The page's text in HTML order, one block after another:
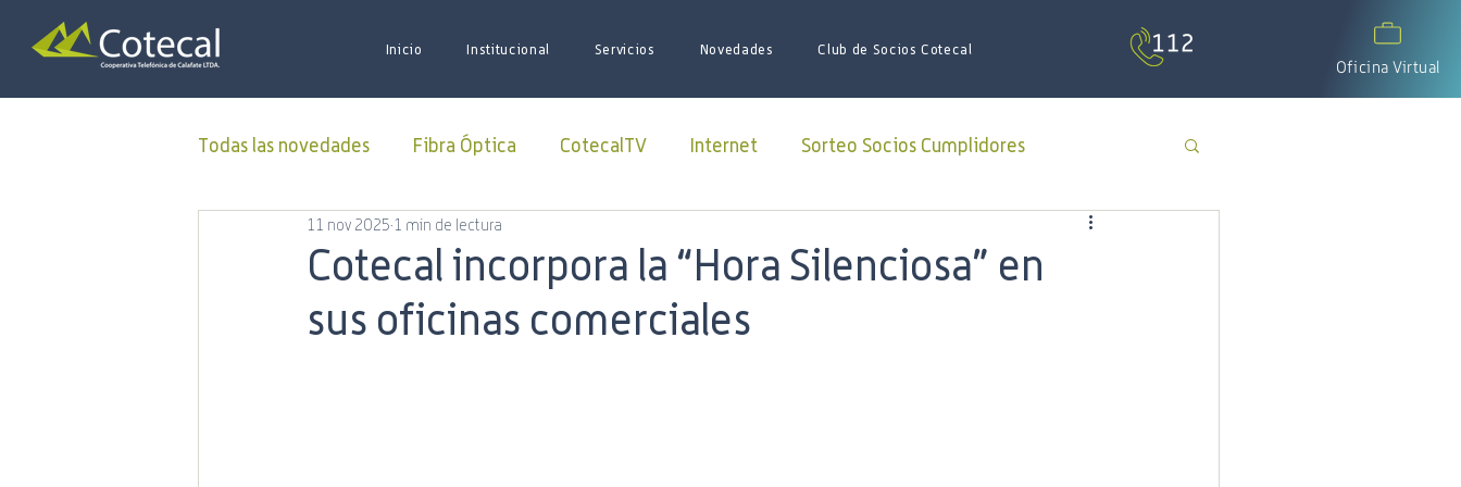
Inicio Institucional Servicios Novedades Club de Socios Cotecal
Oficina Virtual
Todas las novedades Fibra Óptica CotecalTV Internet Sorteo Socios Cumplidores
Donaciones ALUCOINFO
Oficina Virtual 50 Aniversario Juego de Tronos
Cotecal incorpora la “Hora Silenciosa” en
sus oficinas comerciales
11 nov 2025 1 min de lectura